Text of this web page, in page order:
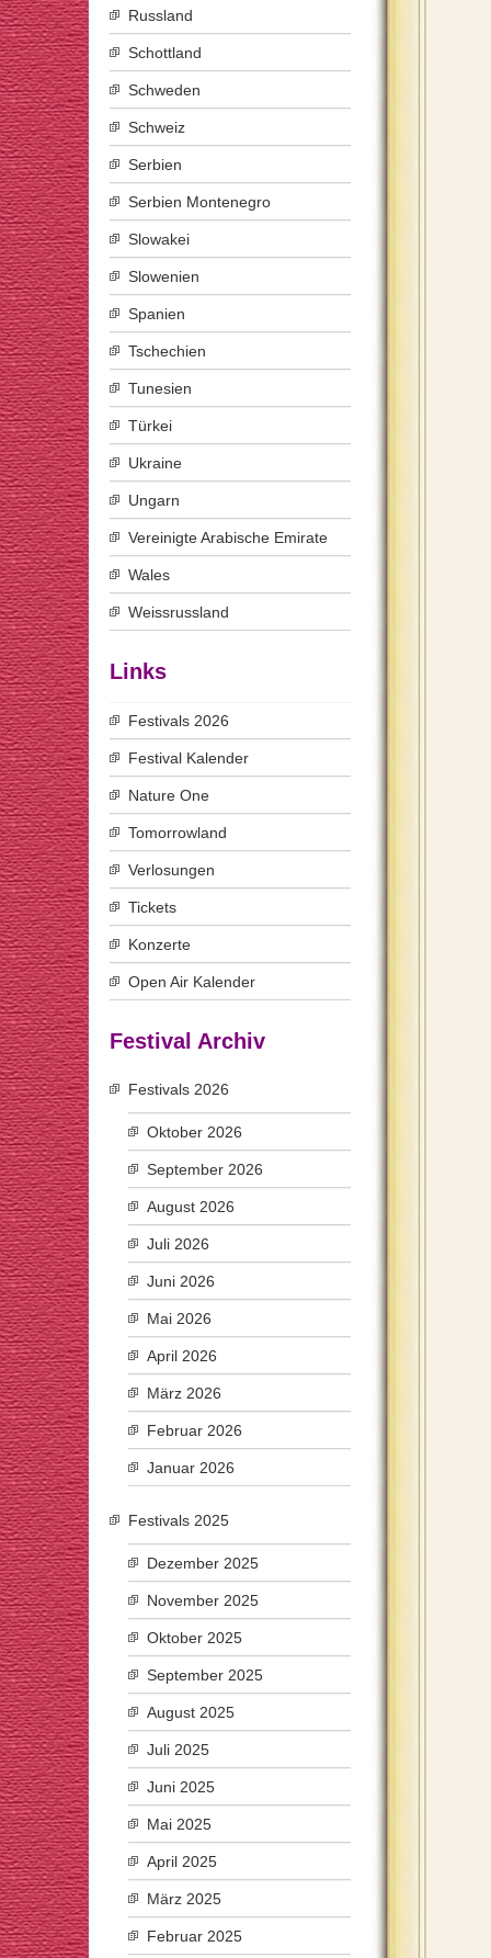
Russland
Schottland
Schweden
Schweiz
Serbien
Serbien Montenegro
Slowakei
Slowenien
Spanien
Tschechien
Tunesien
Türkei
Ukraine
Ungarn
Vereinigte Arabische Emirate
Wales
Weissrussland
Links
Festivals 2026
Festival Kalender
Nature One
Tomorrowland
Verlosungen
Tickets
Konzerte
Open Air Kalender
Festival Archiv
Festivals 2026
Oktober 2026
September 2026
August 2026
Juli 2026
Juni 2026
Mai 2026
April 2026
März 2026
Februar 2026
Januar 2026
Festivals 2025
Dezember 2025
November 2025
Oktober 2025
September 2025
August 2025
Juli 2025
Juni 2025
Mai 2025
April 2025
März 2025
Februar 2025